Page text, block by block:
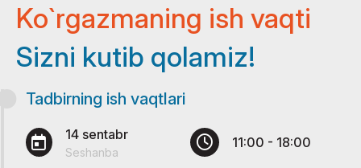
Ko`rgazmaning ish vaqti
Sizni kutib qolamiz!
Tadbirning ish vaqtlari
14 sentabr
Seshanba
11:00 - 18:00